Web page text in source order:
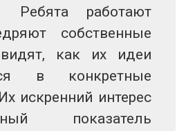
Ребята работают
собственные
как их идеи
в конкретные
искренний интерес
показатель